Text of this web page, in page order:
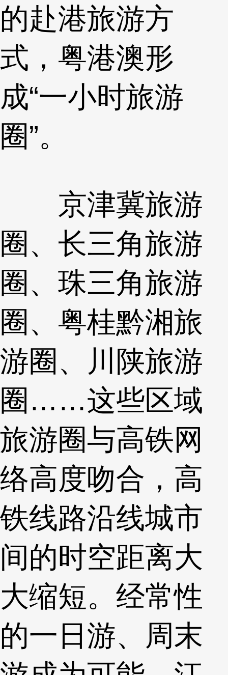
的赴港旅游方
式，粤港澳形
成“一小时旅游
圈”。
京津冀旅游
圈、长三角旅游
圈、珠三角旅游
圈、粤桂黔湘旅
游圈、川陕旅游
圈……这些区域
旅游圈与高铁网
络高度吻合，高
铁线路沿线城市
间的时空距离大
大缩短。经常性
的一日游、周末